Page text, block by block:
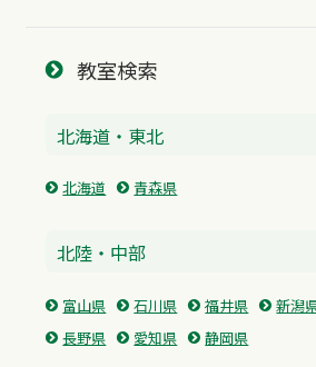
教室検索
北海道・東北
北海道 青森県
北陸・中部
富山県 石川県 福井県 新潟
長野県
愛知県 静岡県